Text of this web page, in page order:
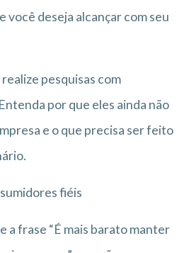
você deseja alcançar com seu
pesquisas com
por que eles ainda não
e o que precisa ser feito
fiéis
a frase “É mais barato manter